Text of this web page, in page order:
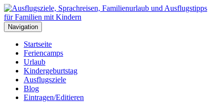
Navigation
Startseite
Feriencamps
Urlaub
Kindergeburtstag
Ausflugsziele
Blog
Eintragen/Editieren